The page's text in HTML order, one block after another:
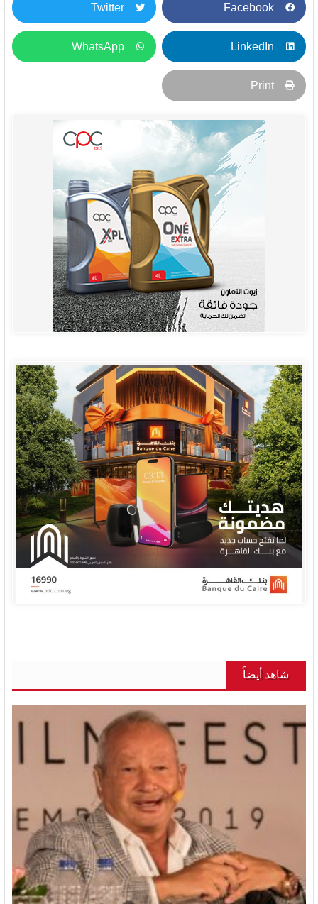
Facebook
Twitter
LinkedIn
WhatsApp
Print
شاهد أيضاً